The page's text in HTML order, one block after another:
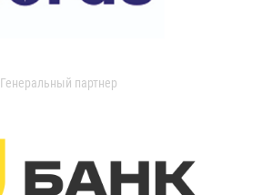
Генеральный партнер